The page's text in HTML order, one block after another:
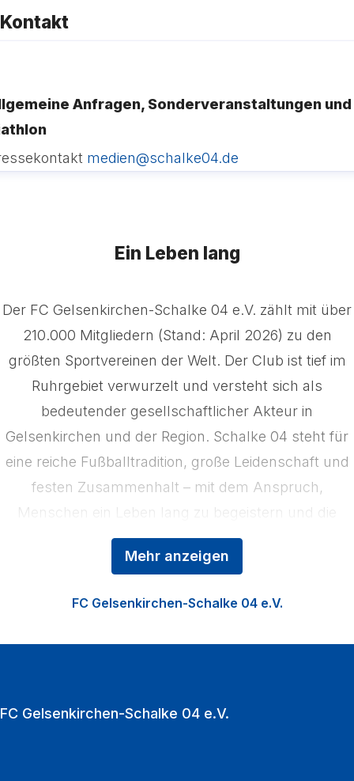
Kontakt
Anfragen, Sonderveranstaltungen und
medien@schalke04.de
Ein Leben lang
Mehr anzeigen
Der FC Gelsenkirchen-Schalke 04 e.V. zählt mit über
210.000 Mitgliedern (Stand: April 2026) zu den
größten Sportvereinen der Welt. Der Club ist tief im
Ruhrgebiet verwurzelt und versteht sich als
bedeutender gesellschaftlicher Akteur in
Gelsenkirchen und der Region. Schalke 04 steht für
eine reiche Fußballtradition, große Leidenschaft und
festen Zusammenhalt – mit dem Anspruch,
Menschen ein Leben lang zu begeistern und die
Region zu stärken. Das Kerngeschäft der
Königsblauen ist der Profifußball, ergänzt durch die
FC Gelsenkirchen-Schalke 04 e.V.
FC Gelsenkirchen-Schalke 04 e.V.